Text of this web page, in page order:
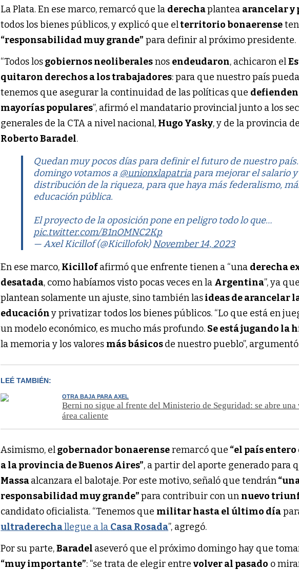
La Plata. En ese marco, remarcó que la derechaplantea arancelar
todos los bienes públicos, y explicó que elterritorio bonaerense
“responsabilidad muy grande” para definir al próximo presidente.
“Todos losgobiernos neoliberalesnos endeudaron, achicaron el
quitaron derechos a los trabajadores: para que nuestro país
tenemos que asegurar la continuidad de las políticas que defienden
mayorías populares”, afirmó el mandatario provincial junto a los
generales de la CTA a nivel nacional, Hugo Yasky, y de la provincia
Roberto Baradel.
Quedan muy pocos días para definir el futuro de nuestro
domingo votamos a @unionxlapatria para mejorar el salario
distribución de la riqueza, para que haya más federalismo,
educación pública.
El proyecto de la oposición pone en peligro todo lo que…
pic.twitter.com/B1nOMNC2Kp
— Axel Kicillof (@Kicillofok)November 14, 2023
En ese marco, Kicillofafirmó que enfrente tienen a “una derecha
desatada, como habíamos visto pocas veces en la Argentina”, ya
plantean solamente un ajuste, sino también lasideas de arancelar
educacióny privatizar todos los bienes públicos. “Lo que está en
un modelo económico, es mucho más profundo. Se está jugando la
la memoria y los valores más básicosde nuestro pueblo”,
LEÉ TAMBIÉN:
OTRA BAJA PARA AXEL
Berni no sigue al frente del Ministerio de Seguridad: se abre una
área caliente
Asimismo, elgobernador bonaerenseremarcó que “el país
a la provincia de Buenos Aires”, a partir del aporte generado para
Massaalcanzara el balotaje. Por este motivo, señaló que tendrán
responsabilidad muy grande”para contribuir con un nuevo
candidato oficialista. “Tenemos que militar hasta el último día
ultraderechallegue a la Casa Rosada”, agregó.
Por su parte,Baradel aseveró que el próximo domingo hay que
“muy importante”: “se trata de elegir entrevolver al pasado o